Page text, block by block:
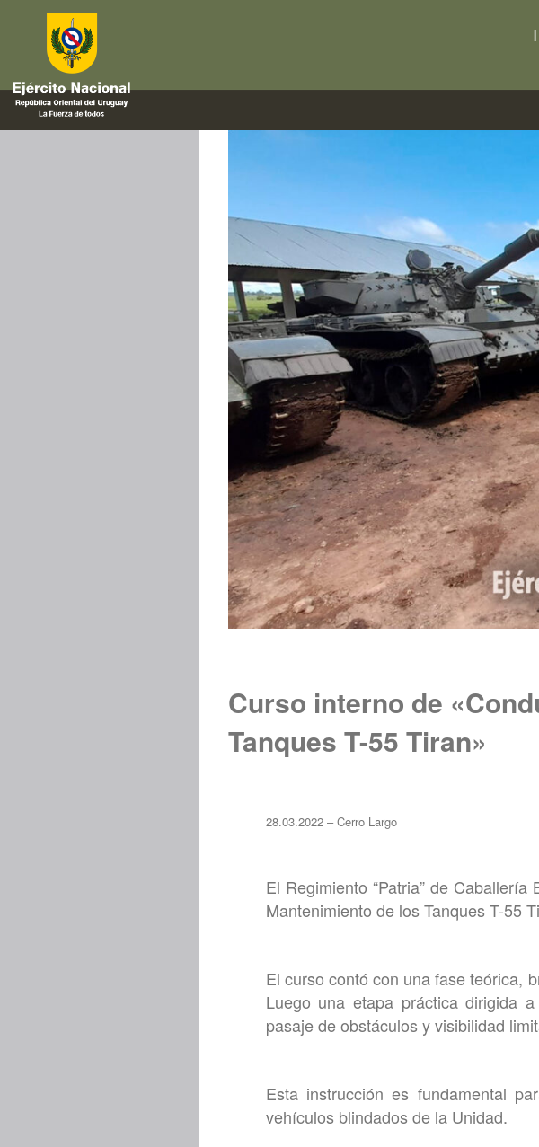
Curso interno de
Tanques T-55 Tiran»
28.03.2022 – Cerro Largo
El Regimiento “Patria” de
Mantenimiento de los Tanques T-55
El curso contó con una fase teórica,
Luego una etapa práctica dirigida
pasaje de obstáculos y visibilidad
Esta instrucción es fundamental
vehículos blindados de la Unidad.